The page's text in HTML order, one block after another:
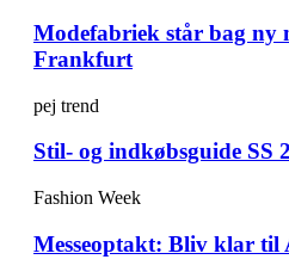
Modefabriek står bag ny
Frankfurt
pej trend
Stil- og indkøbsguide SS
Fashion Week
Messeoptakt: Bliv klar til